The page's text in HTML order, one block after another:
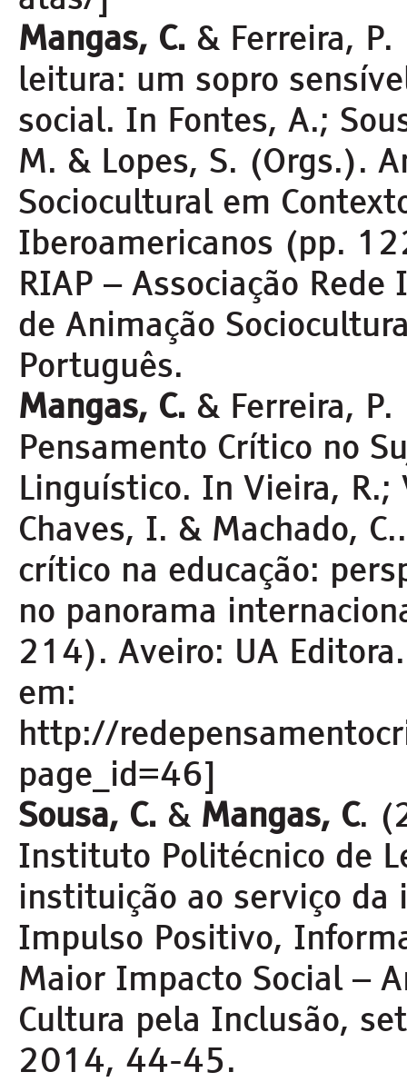
Mangas, C. & Ferreira,
leitura: um sopro
social. In Fontes, A.;
M. & Lopes, S. (Orgs.).
Sociocultural em
Iberoamericanos (pp.
RIAP – Associação
de Animação
Português.
Mangas, C. & Ferreira,
Pensamento Crítico no
Linguístico. In Vieira, R.;
Chaves, I. & Machado,
crítico na educação:
no panorama
214). Aveiro: UA
em:
http://
page_id=46]
Sousa, C. & Mangas, C.
Instituto Politécnico de
instituição ao serviço da
Impulso Positivo,
Maior Impacto Social –
Cultura pela Inclusão,
2014, 44-45.